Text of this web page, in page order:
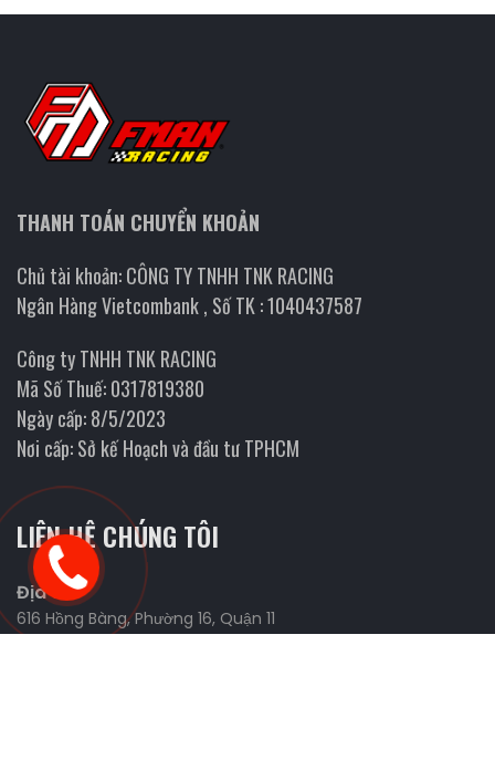
THANH TOÁN CHUYỂN KHOẢN
Chủ tài khoản: CÔNG TY TNHH TNK RACING
Ngân Hàng Vietcombank , Số TK : 1040437587
Công ty TNHH TNK RACING
Mã Số Thuế: 0317819380
Ngày cấp: 8/5/2023
Nơi cấp: Sở kế Hoạch và đầu tư TPHCM
LIÊN HỆ CHÚNG TÔI
Địa chỉ
616 Hồng Bàng, Phường 16, Quận 11